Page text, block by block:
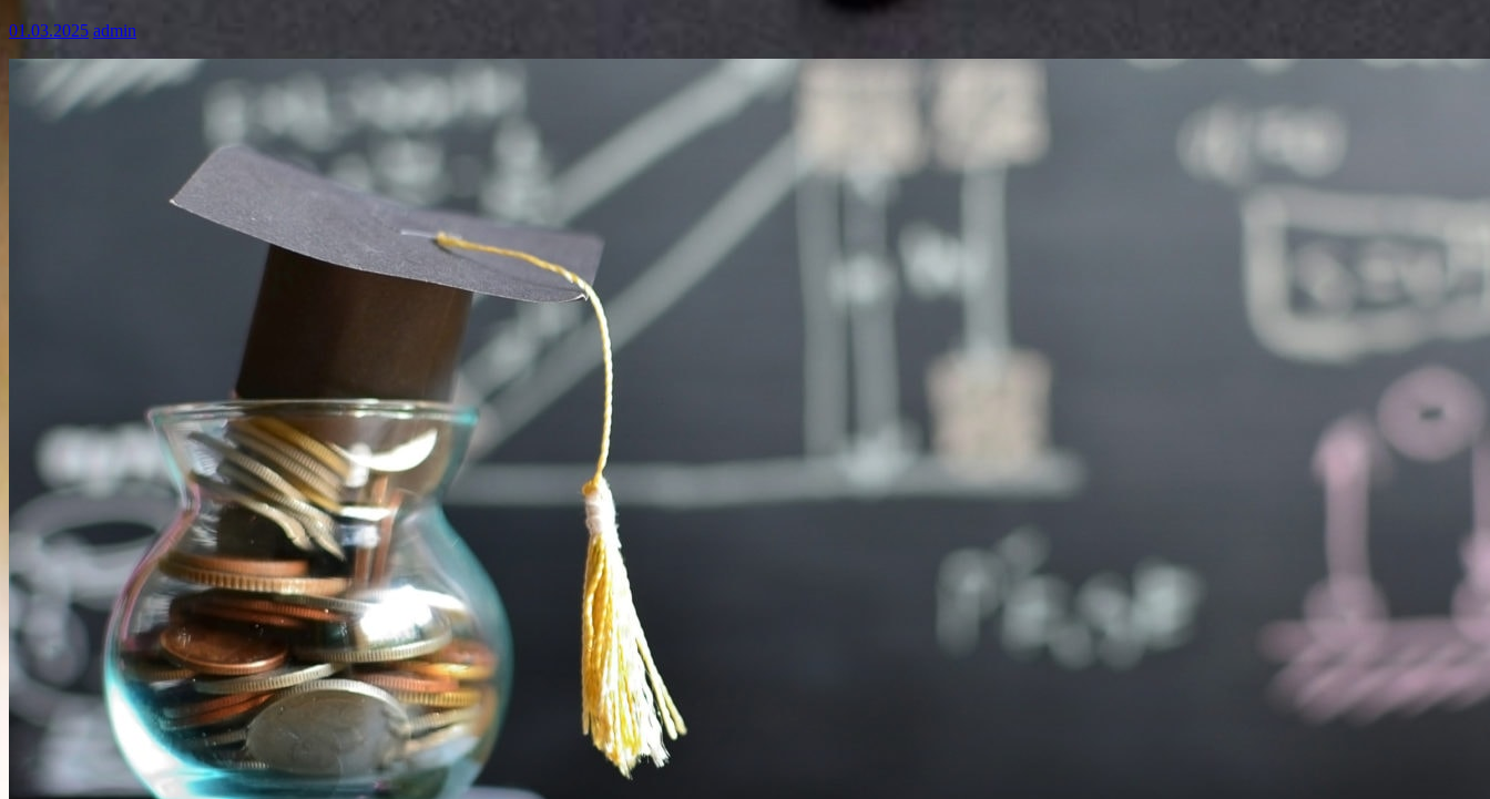
01.03.2025 admin